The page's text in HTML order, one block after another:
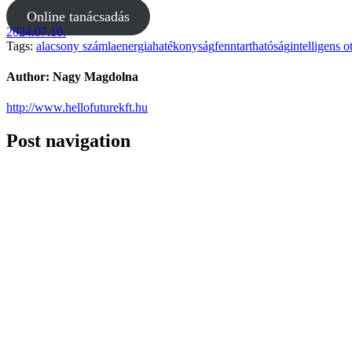
Online tanácsadás
2024.07.10.
Tags: alacsony számlaenergiahatékonyságfenntarthatóságintelligens
Author: Nagy Magdolna
http://www.hellofuturekft.hu
Post navigation